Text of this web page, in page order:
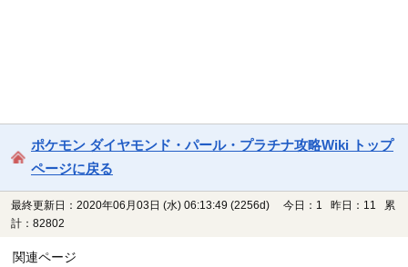
ポケモン ダイヤモンド・パール・プラチナ攻略Wiki トップ
ページに戻る
最終更新日：2020年06月03日 (水) 06:13:49 (2256d)
今日：1 昨日：11 累
計：82802
関連ページ